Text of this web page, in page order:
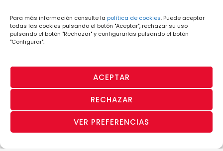
Para más información consulte la política de cookies. Puede aceptar
todas las cookies pulsando el botón "Aceptar", rechazar su uso
pulsando el botón "Rechazar" y configurarlas pulsando el botón
"Configurar".
ACEPTAR
RECHAZAR
VER PREFERENCIAS
© CD Lugo 2026
· Aviso Legal y
· Política
· Política de